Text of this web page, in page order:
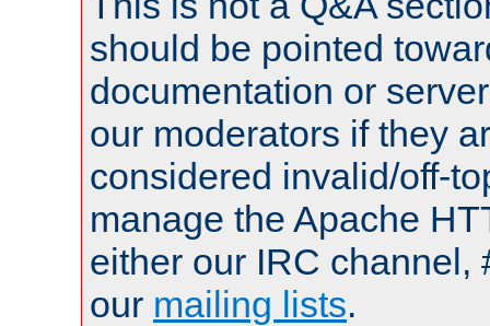
should be pointed
documentation or
our moderators if they
considered invalid/off-
manage the Apache
either our IRC channel,
our mailing lists.